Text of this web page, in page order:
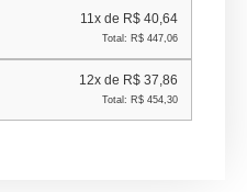
11x de R$ 40,64
Total: R$ 447,06
12x de R$ 37,86
Total: R$ 454,30